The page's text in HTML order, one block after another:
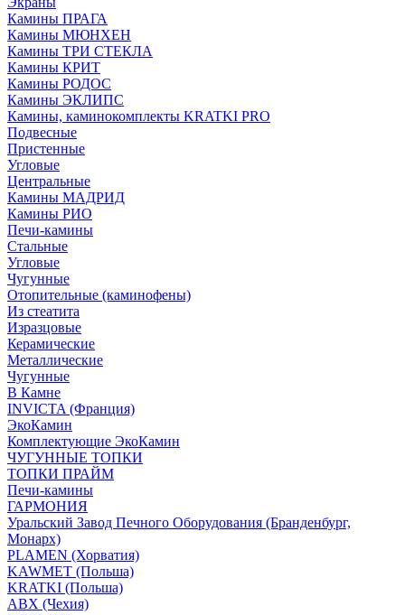
Камины ПРАГА
Камины МЮНХЕН
Камины ТРИ СТЕКЛА
Камины КРИТ
Камины РОДОС
Камины ЭКЛИПС
Камины, каминокомплекты KRATKI PRO
Подвесные
Пристенные
Угловые
Центральные
Камины МАДРИД
Камины РИО
Печи-камины
Стальные
Угловые
Чугунные
Отопительные (каминофены)
Из стеатита
Изразцовые
Керамические
Металлические
Чугунные
В Камне
INVICTA (Франция)
ЭкоКамин
Комплектующие ЭкоКамин
ЧУГУННЫЕ ТОПКИ
ТОПКИ ПРАЙМ
Печи-камины
ГАРМОНИЯ
Уральский Завод Печного Оборудования (Бранденбург,
Монарх)
PLAMEN (Хорватия)
KAWMET (Польша)
KRATKI (Польша)
ABX (Чехия)